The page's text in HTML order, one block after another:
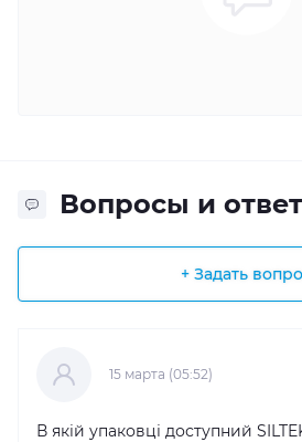
Вопросы и
+ Задать
15 марта (05:52)
В якій упаковці доступний